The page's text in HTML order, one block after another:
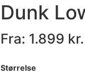
Dunk
Fra: 1.899 kr.
Størrelse